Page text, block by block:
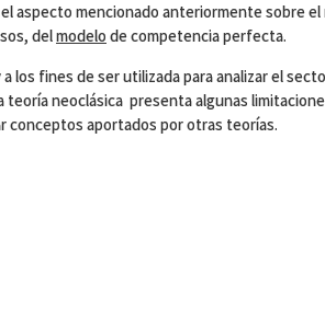
aspecto mencionado anteriormente sobre
delmodelo de competencia perfecta.
los fines de ser utilizada para analizar el
teoría neoclásica presenta algunas
conceptos aportados por otras teorías.